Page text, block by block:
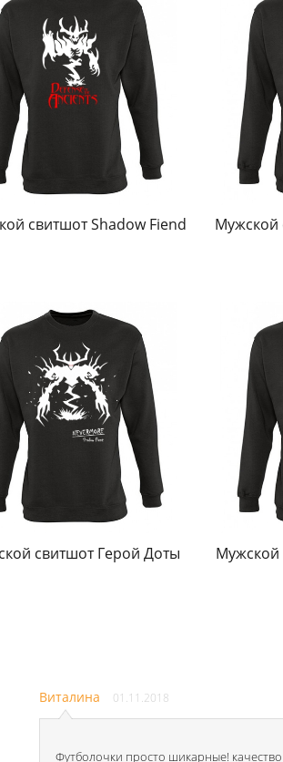
свитшот Shadow Fiend
Мужской
свитшот Герой Доты Мужской
Виталина 01.11.2018
Футболочки просто шикарные!